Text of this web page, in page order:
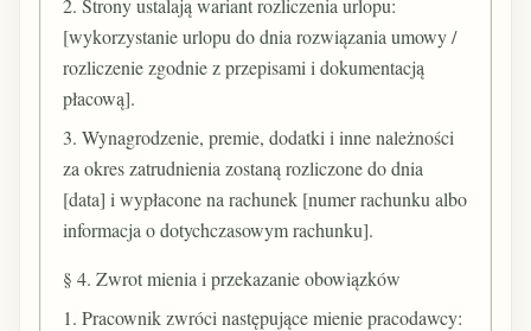
2. Strony ustalają wariant rozliczenia urlopu:
[wykorzystanie urlopu do dnia rozwiązania umowy /
rozliczenie zgodnie z przepisami i dokumentacją
płacową].
3. Wynagrodzenie, premie, dodatki i inne należności
za okres zatrudnienia zostaną rozliczone do dnia
[data] i wypłacone na rachunek [numer rachunku albo
informacja o dotychczasowym rachunku].
§ 4. Zwrot mienia i przekazanie obowiązków
1. Pracownik zwróci następujące mienie pracodawcy: